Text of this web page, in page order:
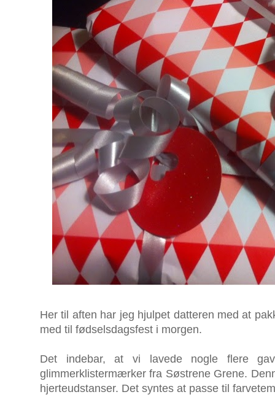
Her til aften har jeg hjulpet datteren med at
med til fødselsdagsfest i morgen.
Det indebar, at vi lavede nogle flere
glimmerklistermærker fra Søstrene Grene.
hjerteudstanser. Det syntes at passe til